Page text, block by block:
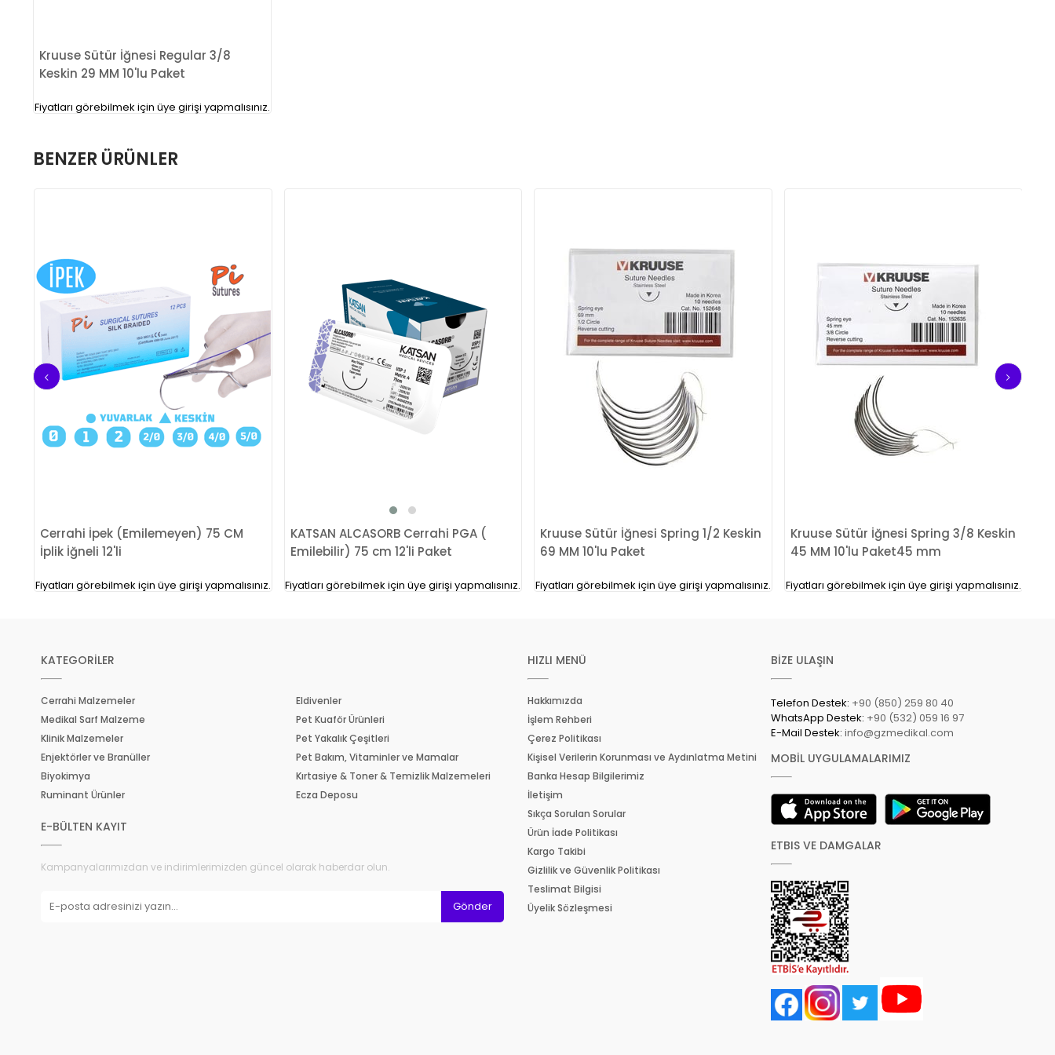
Kruuse Sütür İğnesi Regular 3/8
Keskin 29 MM 10'lu Paket
Fiyatları görebilmek için üye girişi yapmalısınız.
BENZER ÜRÜNLER
Cerrahi İpek (Emilemeyen) 75 CM
İplik İğneli 12'li
Fiyatları görebilmek için üye girişi yapmalısınız.
KATSAN ALCASORB Cerrahi PGA (
Emilebilir) 75 cm 12'li Paket
Fiyatları görebilmek için üye girişi yapmalısınız.
Kruuse Sütür İğnesi Spring 1/2 Keskin
69 MM 10'lu Paket
Fiyatları görebilmek için üye girişi yapmalısınız.
Kruuse Sütür İğnesi Spring 3/8 Keskin
45 MM 10'lu Paket45 mm
Fiyatları görebilmek için üye girişi yapmalısınız.
KATEGORİLER
Cerrahi Malzemeler
Medikal Sarf Malzeme
Klinik Malzemeler
Enjektörler ve Branüller
Biyokimya
Ruminant Ürünler
Eldivenler
Pet Kuaför Ürünleri
Pet Yakalık Çeşitleri
Pet Bakım, Vitaminler ve Mamalar
Kırtasiye & Toner & Temizlik Malzemeleri
Ecza Deposu
E-BÜLTEN KAYIT
Kampanyalarımızdan ve indirimlerimizden güncel olarak haberdar olun.
Gönder
HIZLI MENÜ
Hakkımızda
İşlem Rehberi
Çerez Politikası
Kişisel Verilerin Korunması ve Aydınlatma Metini
Banka Hesap Bilgilerimiz
İletişim
Sıkça Sorulan Sorular
Ürün İade Politikası
Kargo Takibi
Gizlilik ve Güvenlik Politikası
Teslimat Bilgisi
Üyelik Sözleşmesi
BİZE ULAŞIN
Telefon Destek: +90 (850) 259 80 40
WhatsApp Destek: +90 (532) 059 16 97
E-Mail Destek: info@gzmedikal.com
MOBİL UYGULAMALARIMIZ
ETBIS VE DAMGALAR